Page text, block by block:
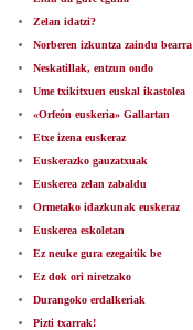
Zelan idatzi?
Norberen izkuntza zaindu bearra
Neskatillak, entzun ondo
Ume txikitxuen euskal ikastolea
«Orfeón euskeria» Gallartan
Etxe izena euskeraz
Euskerazko gauzatxuak
Euskerea zelan zabaldu
Ormetako idazkunak euskeraz
Euskerea eskoletan
Ez neuke gura ezegaitik be
Ez dok ori niretzako
Durangoko erdalkeriak
Pizti txarrak!